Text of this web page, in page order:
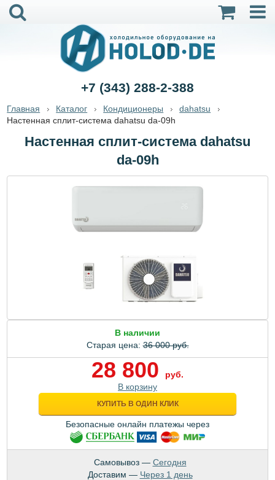
+7 (343) 288-2-388
Главная Каталог Кондиционеры
dahatsu
Настенная сплит-система dahatsu da-09h
Настенная сплит-система dahatsu
da-09h
В наличии
Старая цена:36 000 руб.
28 800
руб.
В корзину
КУПИТЬ В ОДИН КЛИК
Безопасные онлайн платежы через
Самовывоз — Сегодня
Доставим — Через 1 день